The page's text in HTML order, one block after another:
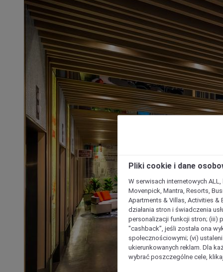
Pliki cookie i dane
W serwisach internetowych
Movenpick, Mantra, Resorts,
Apartments & Villas, Activities &
działania stron i świadczenia
personalizacji funkcji stron; (iii)
"cashback”, jeśli została ona
społecznościowymi; (vi)
ukierunkowanych reklam. Dla
wybrać poszczególne cele,